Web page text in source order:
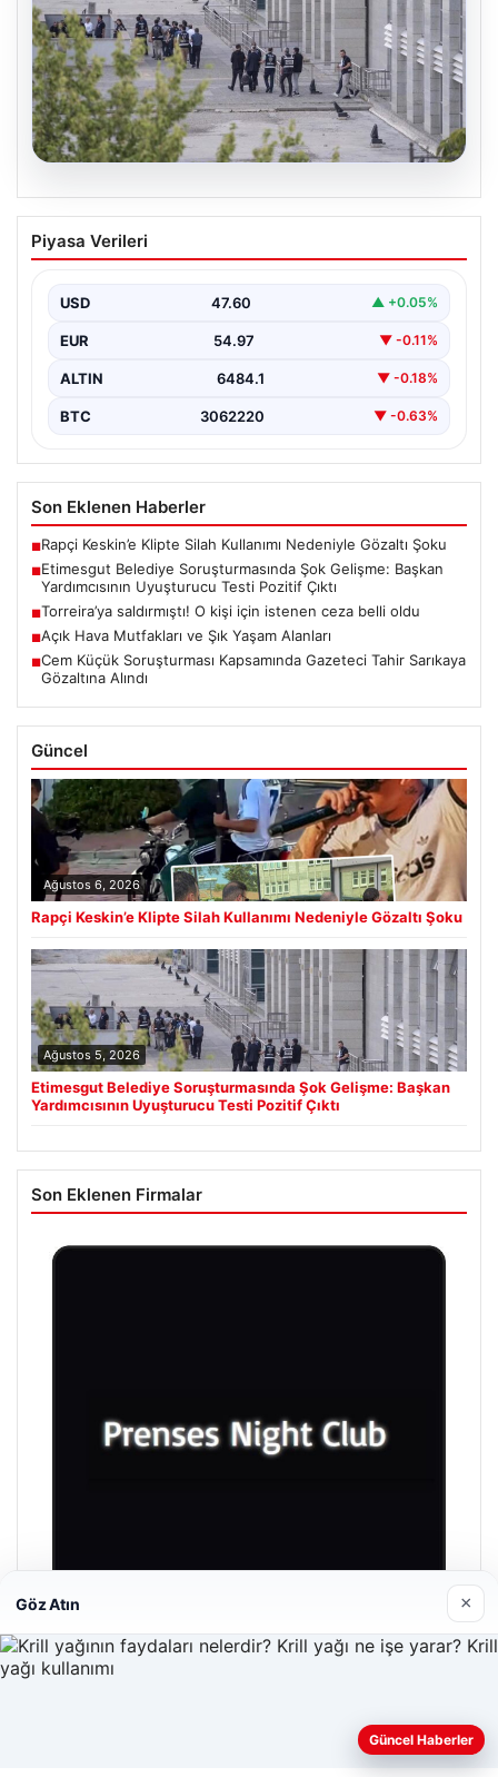
Etimesgut Belediye Soruşturmasında
Şok Gelişme: Başkan Yardımcısının
Etimesgut Belediyesi’nde yürütülen kapsamlı
Belediye Başkan Yardımcısı…
Piyasa Verileri
USD 47.60 ▲ +0.05%
EUR 54.97 ▼ -0.11%
ALTIN 6484.1 ▼ -0.18%
BTC 3062220 ▼ -0.63%
Son Eklenen Haberler
■Rapçi Keskin’e Klipte Silah Kullanımı Nedeniyle Gözaltı Şoku
■Etimesgut Belediye Soruşturmasında Şok Gelişme: Başkan
Yardımcısının Uyuşturucu Testi Pozitif Çıktı
■Torreira’ya saldırmıştı! O kişi için istenen ceza belli oldu
■Açık Hava Mutfakları ve Şık Yaşam Alanları
■Cem Küçük Soruşturması Kapsamında Gazeteci Tahir Sarıkaya
Gözaltına Alındı
Güncel
Ağustos 6, 2026
Rapçi Keskin’e Klipte Silah Kullanımı Nedeniyle Gözaltı Şoku
Ağustos 5, 2026
Etimesgut Belediye Soruşturmasında Şok Gelişme: Başkan
Yardımcısının Uyuşturucu Testi Pozitif Çıktı
Son Eklenen Firmalar
Prenses Night Club
Web sitemizi nasıl kullandığınızı daha iyi anlayabilmek,
Göz Atın ×
Güncel Haberler